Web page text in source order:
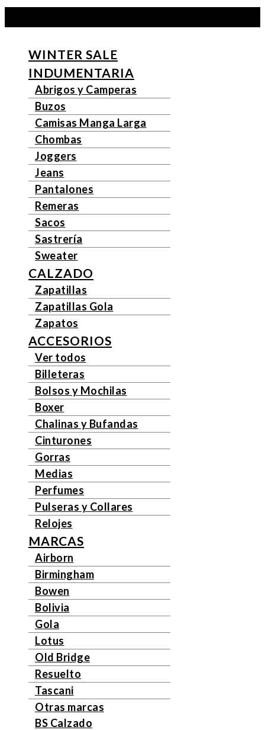
al
WINTER SALE
INDUMENTARIA
Abrigos y Camperas
Buzos
Camisas Manga Larga
Chombas
Joggers
Jeans
Pantalones
Remeras
Sacos
Sastrería
Sweater
CALZADO
Zapatillas
Zapatillas Gola
Zapatos
ACCESORIOS
Ver todos
Billeteras
Bolsos y Mochilas
Boxer
Chalinas y Bufandas
Cinturones
Gorras
Medias
Perfumes
Pulseras y Collares
Relojes
MARCAS
Airborn
Birmingham
Bowen
Bolivia
Gola
Lotus
Old Bridge
Resuelto
Tascani
Otras marcas
BS Calzado